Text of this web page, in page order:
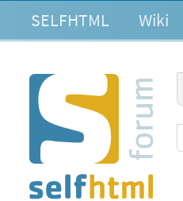
SELFHTML Wiki